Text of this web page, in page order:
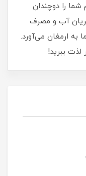
شما را دوچندان
آب و مصرف
به ارمغان می‌آورد.
لذت ببرید!